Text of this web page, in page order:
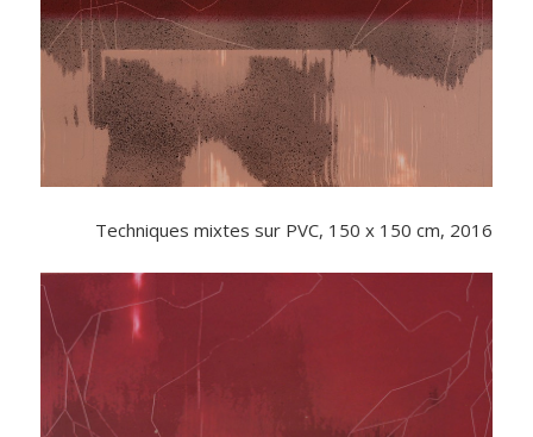
Techniques mixtes sur PVC, 150 x 150 cm, 2016